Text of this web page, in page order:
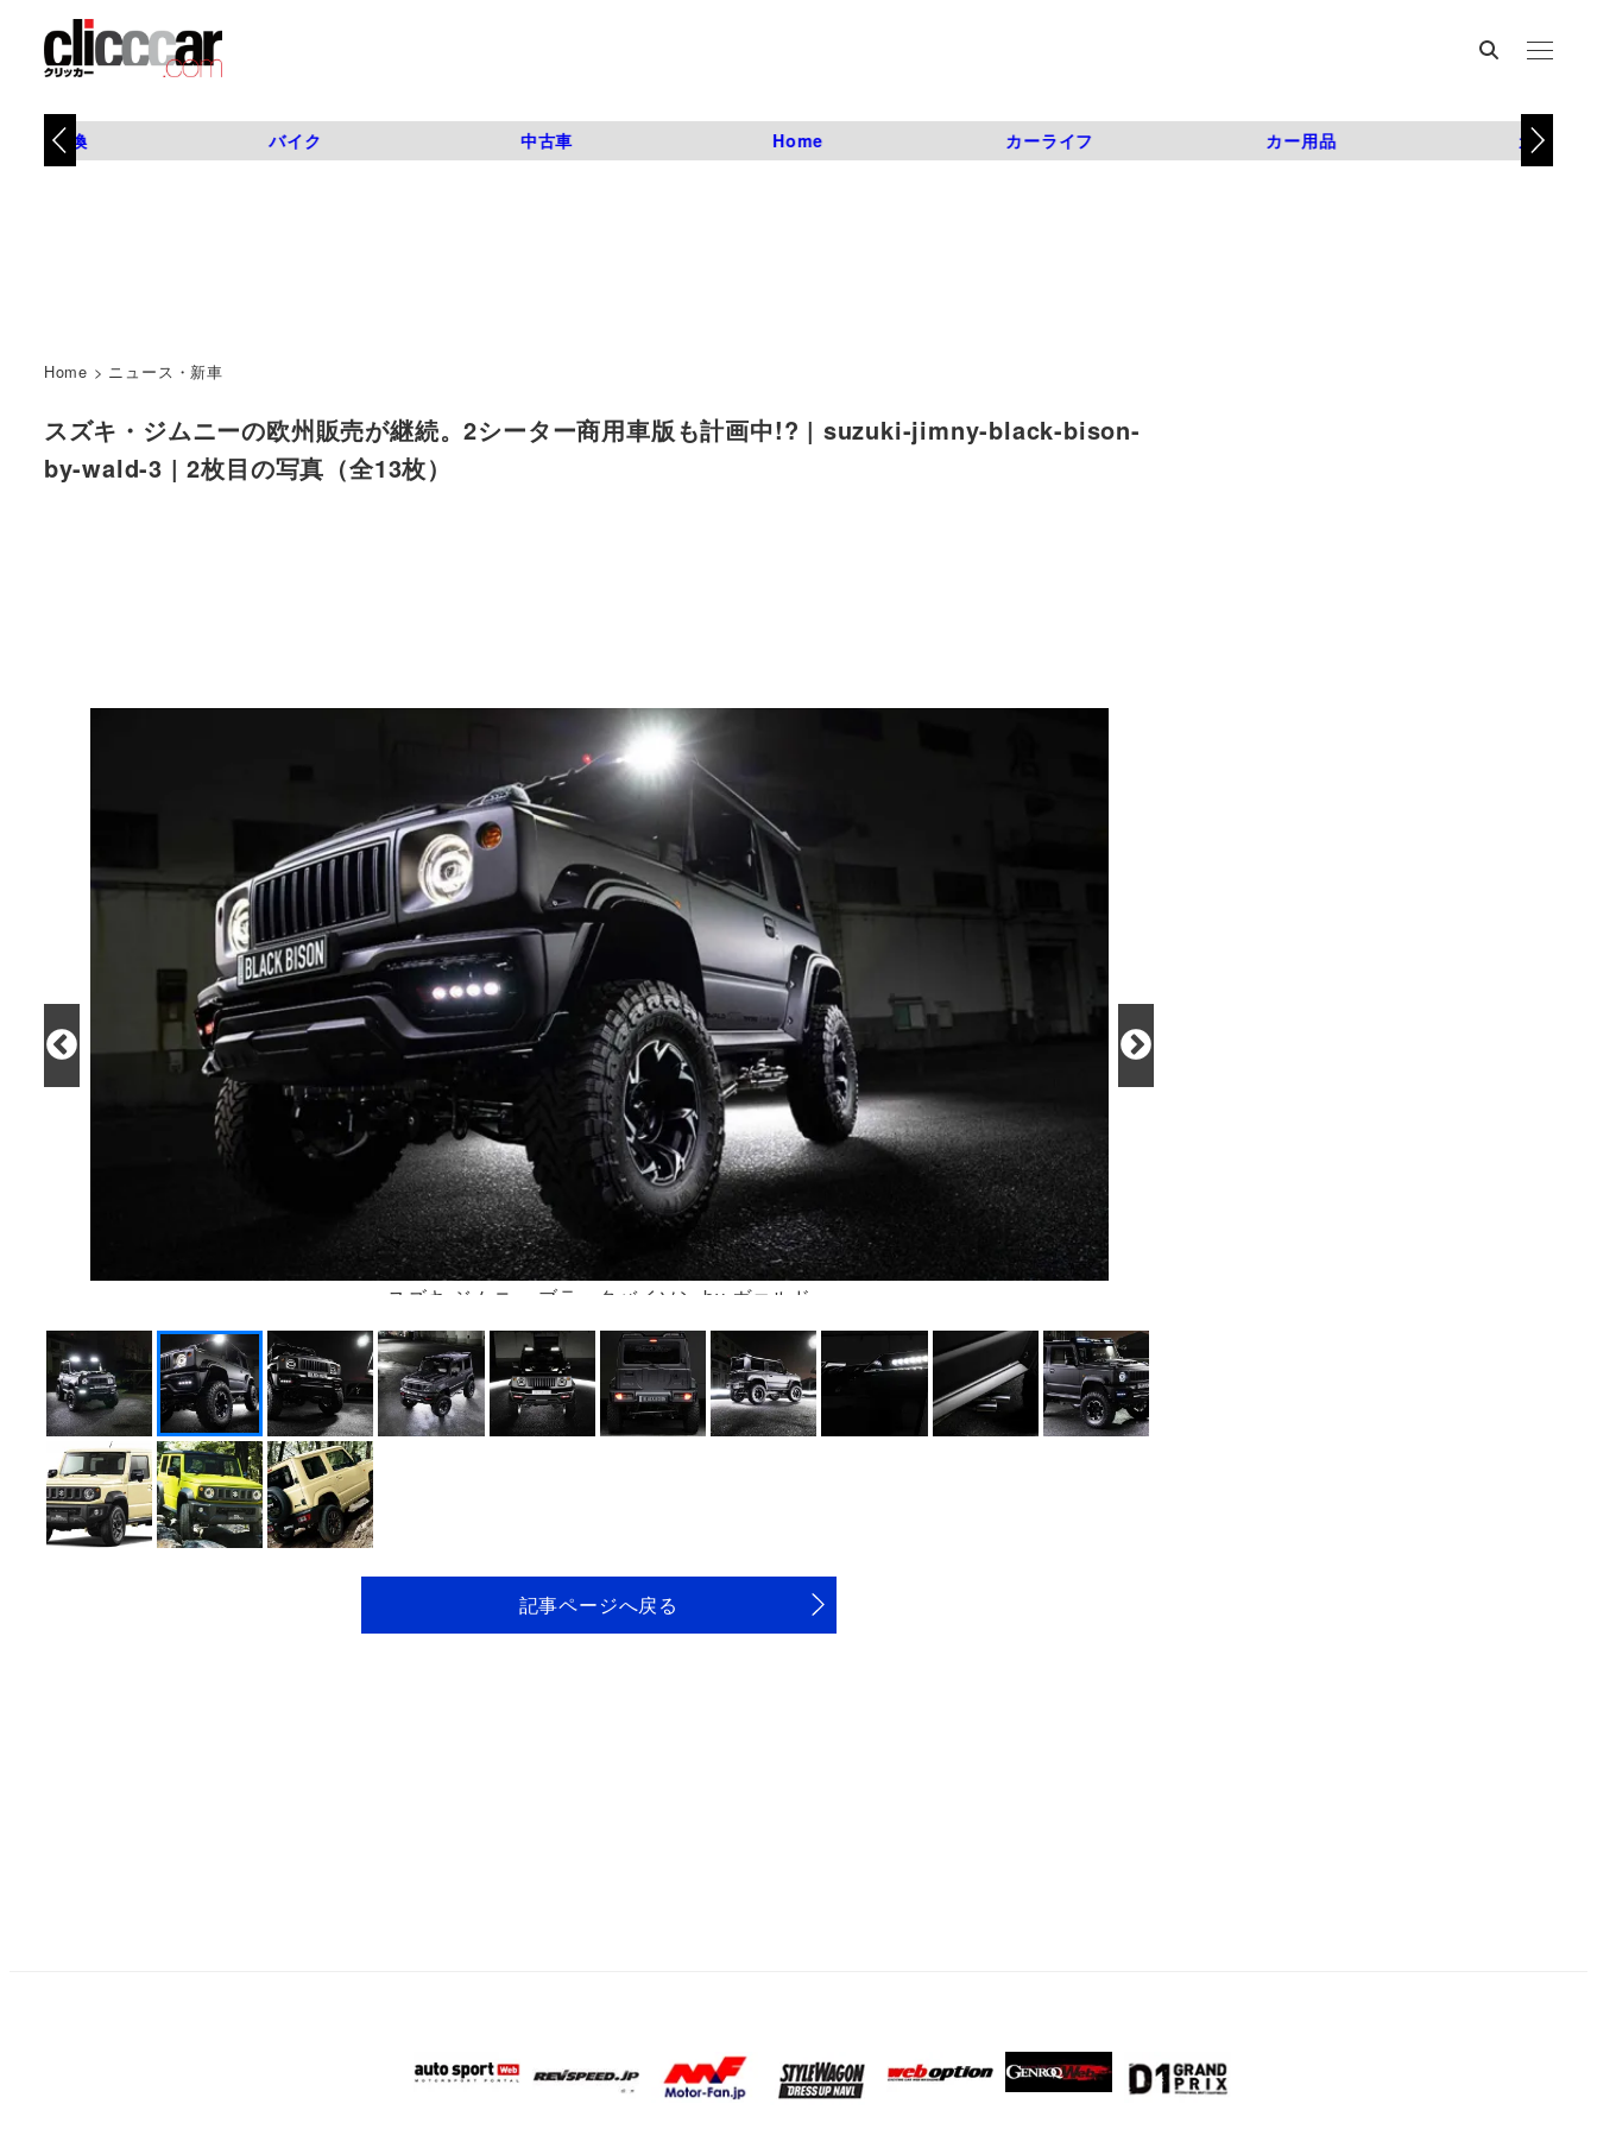
タイヤ交換 バイク 中古車 Home カーライフ カー用品 カスタム
Home > ニュース・新車
スズキ・ジムニーの欧州販売が継続。2シーター商用車版も計画中!? | suzuki-jimny-black-bison-
by-wald-3 | 2枚目の写真（全13枚）
スズキ ジムニー ブラックバイソン by ヴァルド
記事ページへ戻る